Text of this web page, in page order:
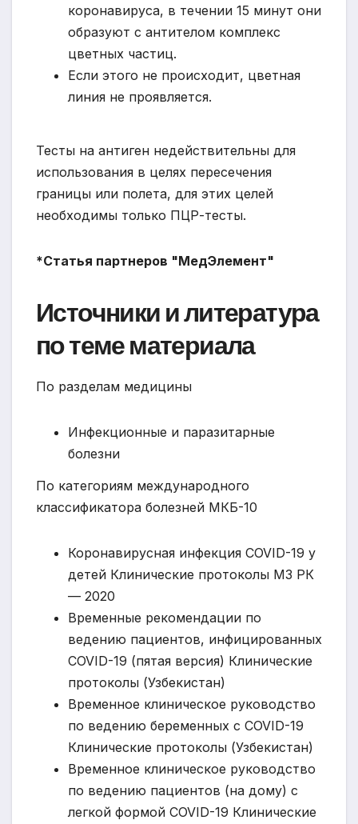
коронавируса, в течении 15 минут они
образуют с антителом комплекс
цветных частиц.
Если этого не происходит, цветная
линия не проявляется.
Тесты на антиген недействительны для
использования в целях пересечения
границы или полета, для этих целей
необходимы только ПЦР-тесты.
*Статья партнеров "МедЭлемент"
Источники и литература
по теме материала
По разделам медицины
Инфекционные и паразитарные
болезни
По категориям международного
классификатора болезней МКБ-10
Коронавирусная инфекция COVID-19 у
детей Клинические протоколы МЗ РК
— 2020
Временные рекомендации по
ведению пациентов, инфицированных
COVID-19 (пятая версия) Клинические
протоколы (Узбекистан)
Временное клиническое руководство
по ведению беременных с COVID-19
Клинические протоколы (Узбекистан)
Временное клиническое руководство
по ведению пациентов (на дому) с
легкой формой COVID-19 Клинические